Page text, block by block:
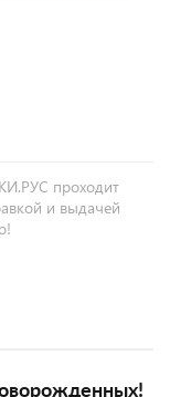
проходит
и выдачей